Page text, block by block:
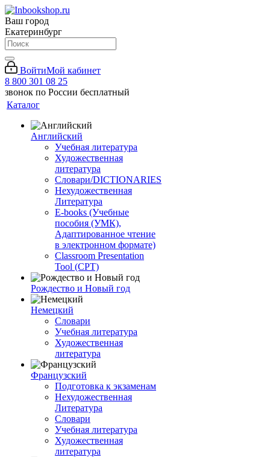
Ваш город
Екатеринбург
ВойтиМой кабинет
8 800 301 08 25
звонок по России бесплатный
Каталог
Английский
Учебная литература
Художественная
литература
Словари/DICTIONARIES
Нехудожественная
Литература
E-books (Учебные
пособия (УМК),
Адаптированное чтение
в электронном формате)
Classroom Presentation
Tool (CPT)
Рождество и Новый год
Немецкий
Словари
Учебная литература
Художественная
литература
Французский
Подготовка к экзаменам
Нехудожественная
Литература
Словари
Учебная литература
Художественная
литература